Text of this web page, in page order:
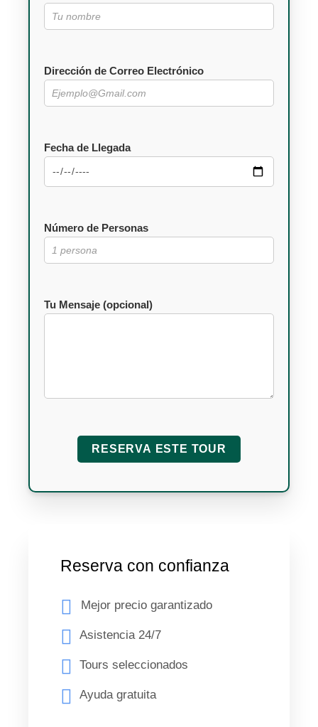
Dirección de Correo Electrónico
Fecha de Llegada
Número de Personas
Tu Mensaje (opcional)
Reserva con confianza
Mejor precio garantizado
Asistencia 24/7
Tours seleccionados
Ayuda gratuita